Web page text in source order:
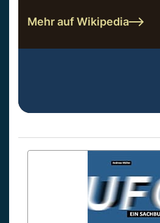
Mehr auf Wikipedia